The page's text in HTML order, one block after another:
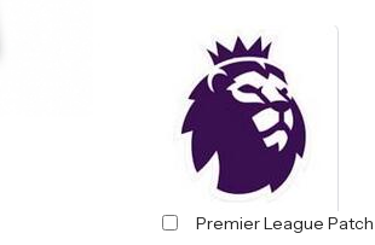
Premier League Patch